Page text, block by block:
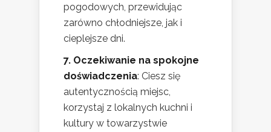
pogodowych, przewidując
zarówno chłodniejsze, jak i
cieplejsze dni.
7. Oczekiwanie na spokojne
doświadczenia: Ciesz się
autentycznością miejsc,
korzystaj z lokalnych kuchni i
kultury w towarzystwie